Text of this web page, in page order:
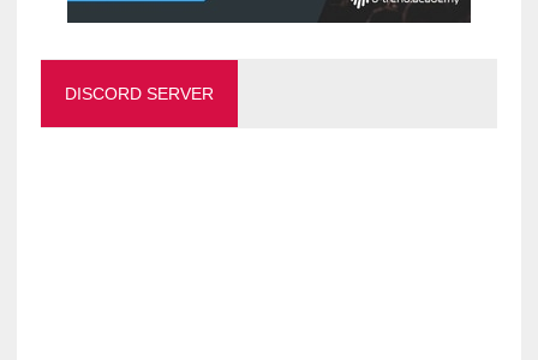
DISCORD SERVER